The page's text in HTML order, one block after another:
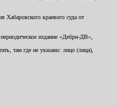
краевого суда от
издание «Дебри-ДВ»,
там где не указано: лицо (лица),